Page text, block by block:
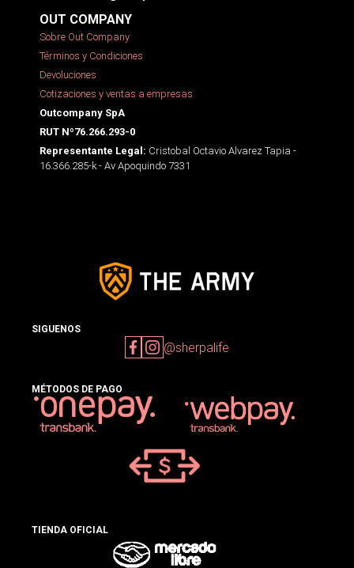
OUT COMPANY
Sobre Out Company
Términos y Condiciones
Devoluciones
Cotizaciones y ventas a empresas
Outcompany SpA
RUT Nº76.266.293-0
Representante Legal: Cristobal Octavio Alvarez Tapia -
16.366.285-k - Av Apoquindo 7331
SIGUENOS
@sherpalife
MÉTODOS DE PAGO
TIENDA OFICIAL